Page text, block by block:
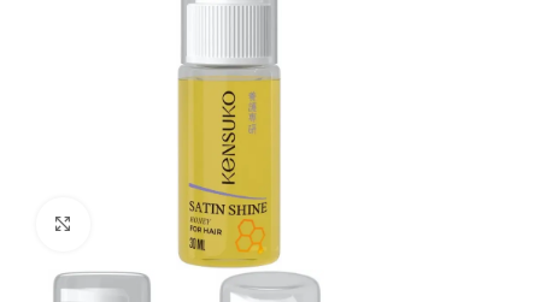
Spustelėkite norėdami padidinti